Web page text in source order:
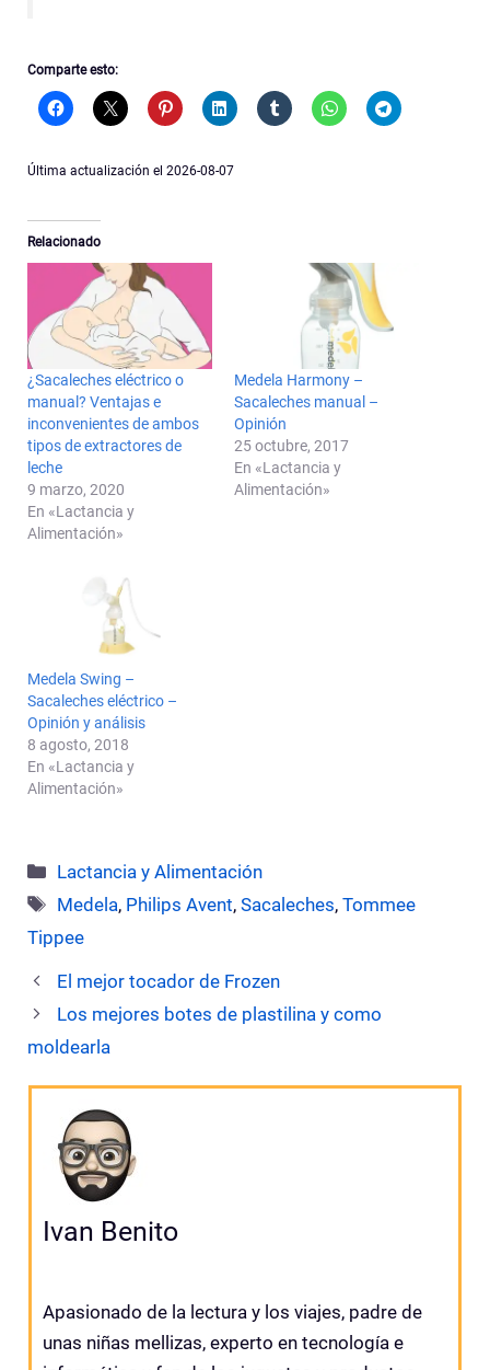
Comparte esto:
Última actualización el 2026-08-07
Relacionado
¿Sacaleches eléctrico o
manual? Ventajas e
inconvenientes de ambos
tipos de extractores de
leche
9 marzo, 2020
En «Lactancia y
Alimentación»
Medela Harmony –
Sacaleches manual –
Opinión
25 octubre, 2017
En «Lactancia y
Alimentación»
Medela Swing –
Sacaleches eléctrico –
Opinión y análisis
8 agosto, 2018
En «Lactancia y
Alimentación»
Categorías
Lactancia y Alimentación
Etiquetas
Medela, Philips Avent,Sacaleches,Tommee
Tippee
El mejor tocador de Frozen
Los mejores botes de plastilina y como
moldearla
Ivan Benito
Apasionado de la lectura y los viajes, padre de
unas niñas mellizas, experto en tecnología e